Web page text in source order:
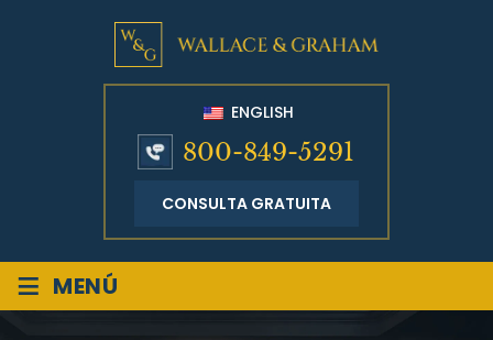
ENGLISH
800-849-5291
CONSULTA GRATUITA
≡ MENÚ